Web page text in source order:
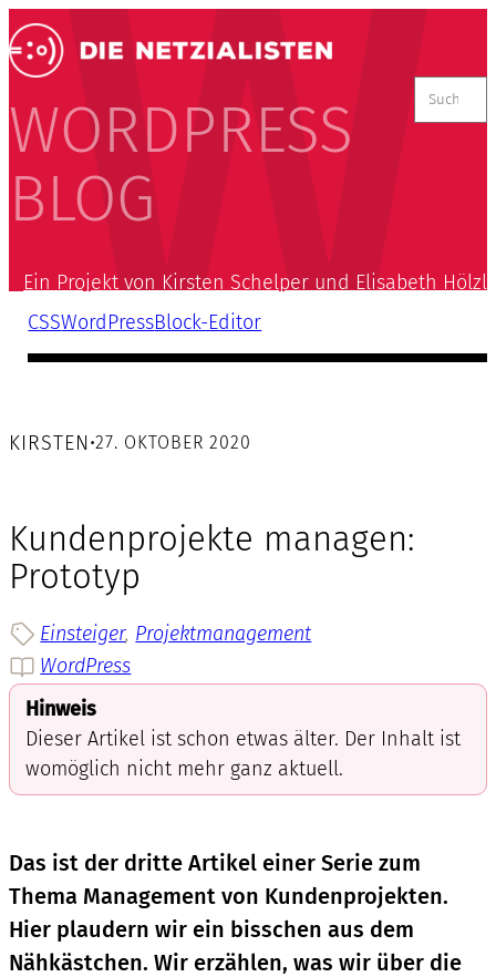
WORDPRESS
BLOG
nach:
Ein Projekt von Kirsten Schelper und Elisabeth Hölzl
CSSWordPressBlock-Editor
KIRSTEN•27. OKTOBER 2020
Kundenprojekte managen:
Prototyp
Einsteiger, Projektmanagement
WordPress
Hinweis
Dieser Artikel ist schon etwas älter. Der Inhalt ist
womöglich nicht mehr ganz aktuell.
Das ist der dritte Artikel einer Serie zum
Thema Management von Kundenprojekten.
Hier plaudern wir ein bisschen aus dem
Nähkästchen. Wir erzählen, was wir über die